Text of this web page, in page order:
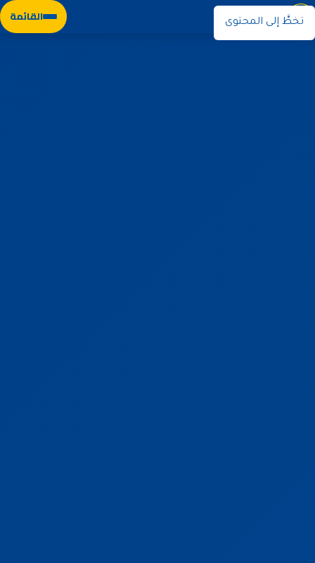
تخطَّ إلى المحتوى القائمة نوران